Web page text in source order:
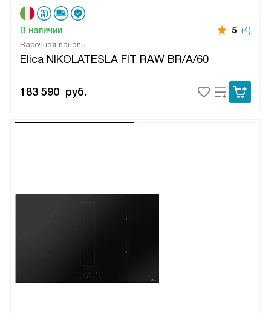
Варочная панель
Elica NIKOLATESLA FIT RAW BR/A/60
В наличии 5 (4)
183 590 руб.